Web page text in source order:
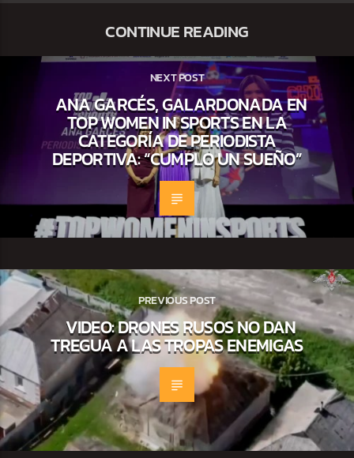
CONTINUE READING
NEXT POST
ANA GARCÉS, GALARDONADA EN
TOP WOMEN IN SPORTS EN LA
CATEGORÍA DE PERIODISTA
DEPORTIVA: “CUMPLO UN SUEÑO”
PREVIOUS POST
VIDEO: DRONES RUSOS NO DAN
TREGUA A LAS TROPAS ENEMIGAS